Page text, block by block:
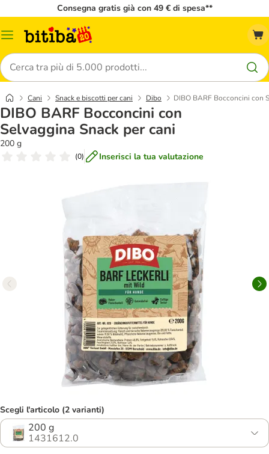
Consegna gratis già con 49 € di spesa**
Overview
Cerca
Cani Snack e biscotti per cani Dibo DIBO BARF Bocconcini con
DIBO BARF Bocconcini con
Selvaggina Snack per cani
200 g
(0) Inserisci la tua valutazione
Scegli l'articolo (2 varianti)
200 g
1431612.0